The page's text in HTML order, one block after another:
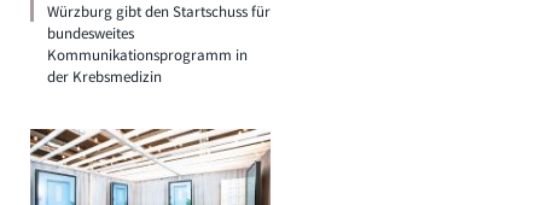
Würzburg gibt den Startschuss für
bundesweites
Kommunikationsprogramm in
der Krebsmedizin